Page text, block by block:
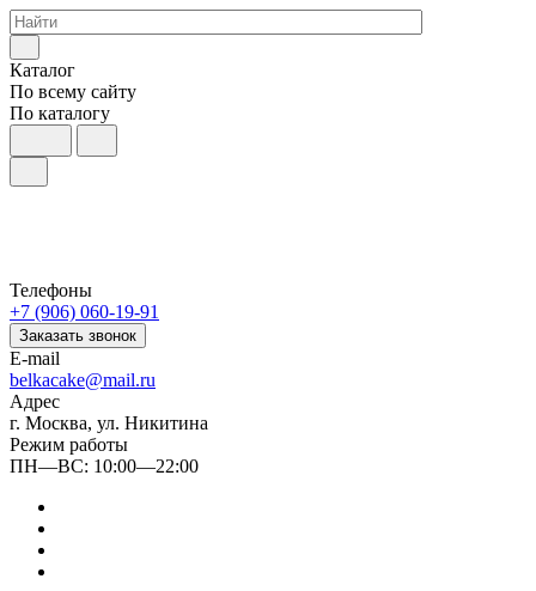
Каталог
По всему сайту
По каталогу
Телефоны
+7 (906) 060-19-91
Заказать звонок
E-mail
belkacake@mail.ru
Адрес
г. Москва, ул. Никитина
Режим работы
ПН—ВС: 10:00—22:00